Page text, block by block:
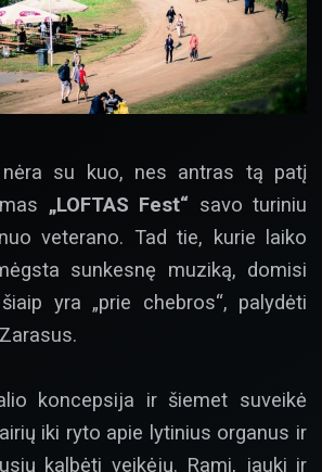
su kuo, nes antras tą patį
„LOFTAS Fest“ savo turiniu
veterano. Tad tie, kurie laiko
sunkesnę muziką, domisi
yra „prie chebros“, palydėti
koncepsija ir šiemet suveikė
iki ryto apie lytinius organus ir
kalbėti veikėjų. Rami, jauki ir